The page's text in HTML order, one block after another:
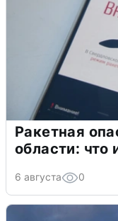
Ракетная
области: что
6 августа 0